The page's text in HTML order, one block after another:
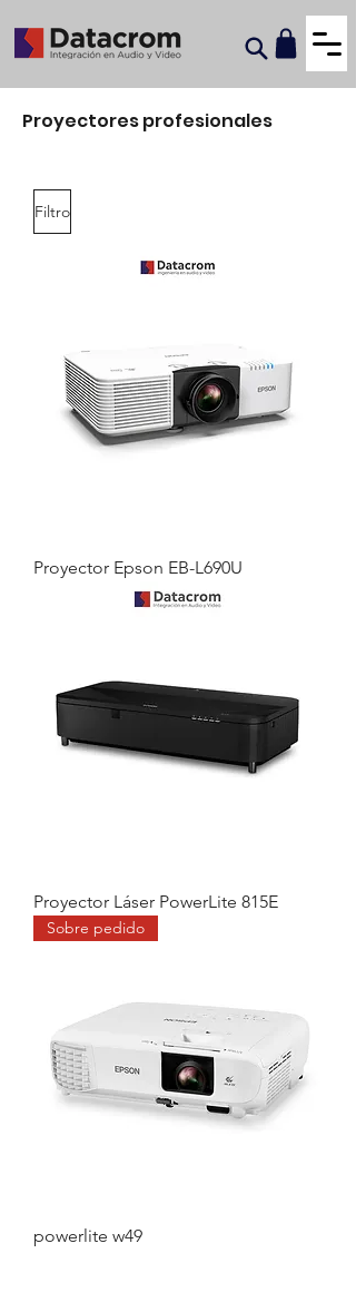
Proyectores profesionales
Filtro
Proyector Epson EB-L690U
Proyector Láser PowerLite 815E
Sobre pedido
powerlite w49